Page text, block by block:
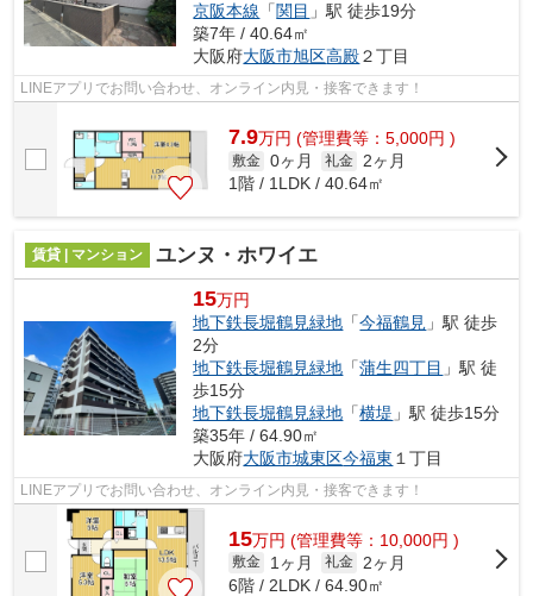
京阪本線 「関目 」駅 徒歩19分
築7年 / 40.64㎡
大阪府大阪市旭区高殿２丁目
LINEアプリでお問い合わせ、オンライン内見・接客できます！
7.9万円 (管理費等：5,000円 )
敷金 0ヶ月 礼金
2ヶ月
1階 / 1LDK / 40.64㎡
賃貸 | マンション ユンヌ・ホワイエ
15万円
地下鉄長堀鶴見緑地 「今福鶴見 」駅 徒歩
2分
地下鉄長堀鶴見緑地 「蒲生四丁目 」駅 徒
歩15分
地下鉄長堀鶴見緑地 「横堤 」駅 徒歩15分
築35年 / 64.90㎡
大阪府大阪市城東区今福東 １丁目
LINEアプリでお問い合わせ、オンライン内見・接客できます！
15万円 (管理費等：10,000円 )
敷金 1ヶ月 礼金
2ヶ月
6階 / 2LDK / 64.90㎡